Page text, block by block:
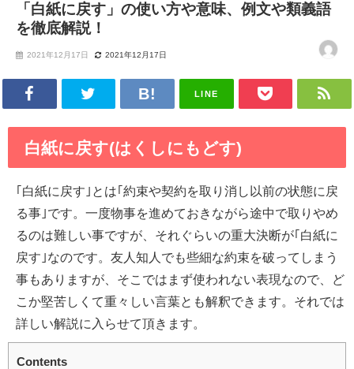
「白紙に戻す」の使い方や意味、例文や類義語
を徹底解説！
2021年12月17日 2021年12月17日
LINE
白紙に戻す(はくしにもどす)
｢白紙に戻す｣とは｢約束や契約を取り消し以前の状態に戻
る事｣です。一度物事を進めておきながら途中で取りやめ
るのは難しい事ですが、それぐらいの重大決断が｢白紙に
戻す｣なのです。友人知人でも些細な約束を破ってしまう
事もありますが、そこではまず使われない表現なので、ど
こか堅苦しくて重々しい言葉とも解釈できます。それでは
詳しい解説に入らせて頂きます。
Contents